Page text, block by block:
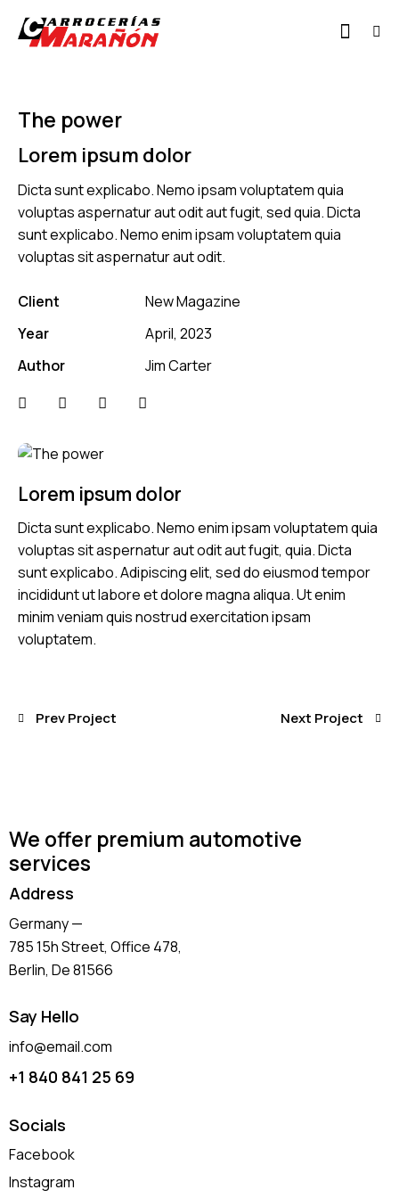
The power
Lorem ipsum dolor
Dicta sunt explicabo. Nemo enim ipsam voluptatem quia
voluptas sit aspernatur aut odit aut fugit, quia. Dicta
sunt explicabo. Adipiscing elit, sed do eiusmod tempor
incididunt ut labore et dolore magna aliqua. Ut enim
minim veniam quis nostrud exercitation ipsam
voluptatem.
Lorem ipsum dolor
Dicta sunt explicabo. Nemo ipsam voluptatem quia
voluptas aspernatur aut odit aut fugit, sed quia. Dicta
sunt explicabo. Nemo enim ipsam voluptatem quia
voluptas sit aspernatur aut odit.
Client
New Magazine
Year
April, 2023
Author
Jim Carter
Prev Project Next Project
We offer premium automotive
services
Address
Germany —
785 15h Street, Office 478,
Berlin, De 81566
Say Hello
info@email.com
+1 840 841 25 69
Socials
Facebook
Instagram